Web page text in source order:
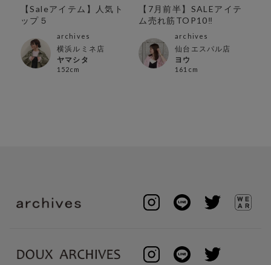
【Saleアイテム】人気ト
ップ５
archives
横浜ルミネ店
ヤマシタ
152cm
【7月前半】SALEアイテ
ム売れ筋TOP10‼︎
archives
仙台エスパル店
ヨウ
161cm